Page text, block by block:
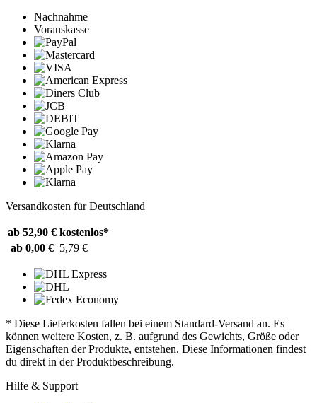
Nachnahme
Vorauskasse
Versandkosten für Deutschland
ab 52,90 € kostenlos*
ab 0,00 € 5,79 €
* Diese Lieferkosten fallen bei einem Standard-Versand an. Es
können weitere Kosten, z. B. aufgrund des Gewichts, Größe oder
Eigenschaften der Produkte, entstehen. Diese Informationen findest
du direkt in der Produktbeschreibung.
Hilfe & Support